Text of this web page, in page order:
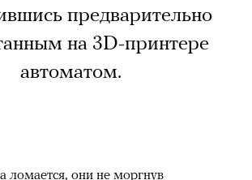
предварительно
на 3D-принтере
автоматом.
ломается, они не моргнув